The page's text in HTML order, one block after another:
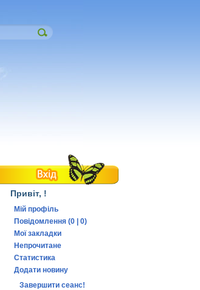
Привіт, !
Мій профіль
Повідомлення (0 | 0)
Мої закладки
Непрочитане
Статистика
Додати новину
Завершити сеанс!